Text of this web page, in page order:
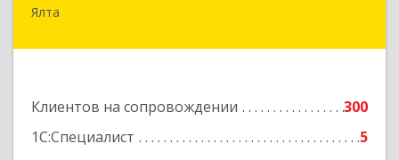
Ялта
Клиентов на сопровождении
300
1С:Специалист
5
298603, Крым Респ, Ялта г, Свердлова ул, дом №